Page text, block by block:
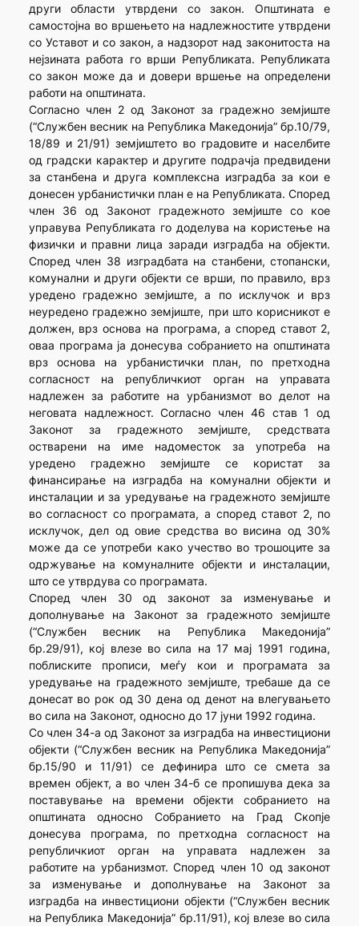
други области утврдени со закон. Општината е
самостојна во вршењето на надлежностите утврдени
со Уставот и со закон, а надзорот над законитоста на
нејзината работа го врши Републиката. Републиката
со закон може да и довери вршење на определени
работи на општината.
Согласно член 2 од Законот за градежно земјиште
(“Службен весник на Република Македонија” бр.10/79,
18/89 и 21/91) земјиштето во градовите и населбите
од градски карактер и другите подрачја предвидени
за станбена и друга комплексна изградба за кои е
донесен урбанистички план е на Републиката. Според
член 36 од Законот градежното земјиште со кое
управува Републиката го доделува на користење на
физички и правни лица заради изградба на објекти.
Според член 38 изградбата на станбени, стопански,
комунални и други објекти се врши, по правило, врз
уредено градежно земјиште, а по исклучок и врз
неуредено градежно земјиште, при што корисникот е
должен, врз основа на програма, а според ставот 2,
оваа програма ја донесува собранието на општината
врз основа на урбанистички план, по претходна
согласност на републичкиот орган на управата
надлежен за работите на урбанизмот во делот на
неговата надлежност. Согласно член 46 став 1 од
Законот за градежното земјиште, средствата
остварени на име надоместок за употреба на
уредено градежно земјиште се користат за
финансирање на изградба на комунални објекти и
инсталации и за уредување на градежното земјиште
во согласност со програмата, а според ставот 2, по
исклучок, дел од овие средства во висина од 30%
може да се употреби како учество во трошоците за
одржување на комуналните објекти и инсталации,
што се утврдува со програмата.
Според член 30 од законот за изменување и
дополнување на Законот за градежното земјиште
(“Службен весник на Република Македонија”
бр.29/91), кој влезе во сила на 17 мај 1991 година,
поблиските прописи, меѓу кои и програмата за
уредување на градежното земјиште, требаше да се
донесат во рок од 30 дена од денот на влегувањето
во сила на Законот, односно до 17 јуни 1992 година.
Со член 34-а од Законот за изградба на инвестициони
објекти (“Службен весник на Република Македонија”
бр.15/90 и 11/91) се дефинира што се смета за
времен објект, а во член 34-б се пропишува дека за
поставување на времени објекти собранието на
општината односно Собранието на Град Скопје
донесува програма, по претходна согласност на
републичкиот орган на управата надлежен за
работите на урбанизмот. Според член 10 од законот
за изменување и дополнување на Законот за
изградба на инвестициони објекти (“Службен весник
на Република Македонија” бр.11/91), кој влезе во сила